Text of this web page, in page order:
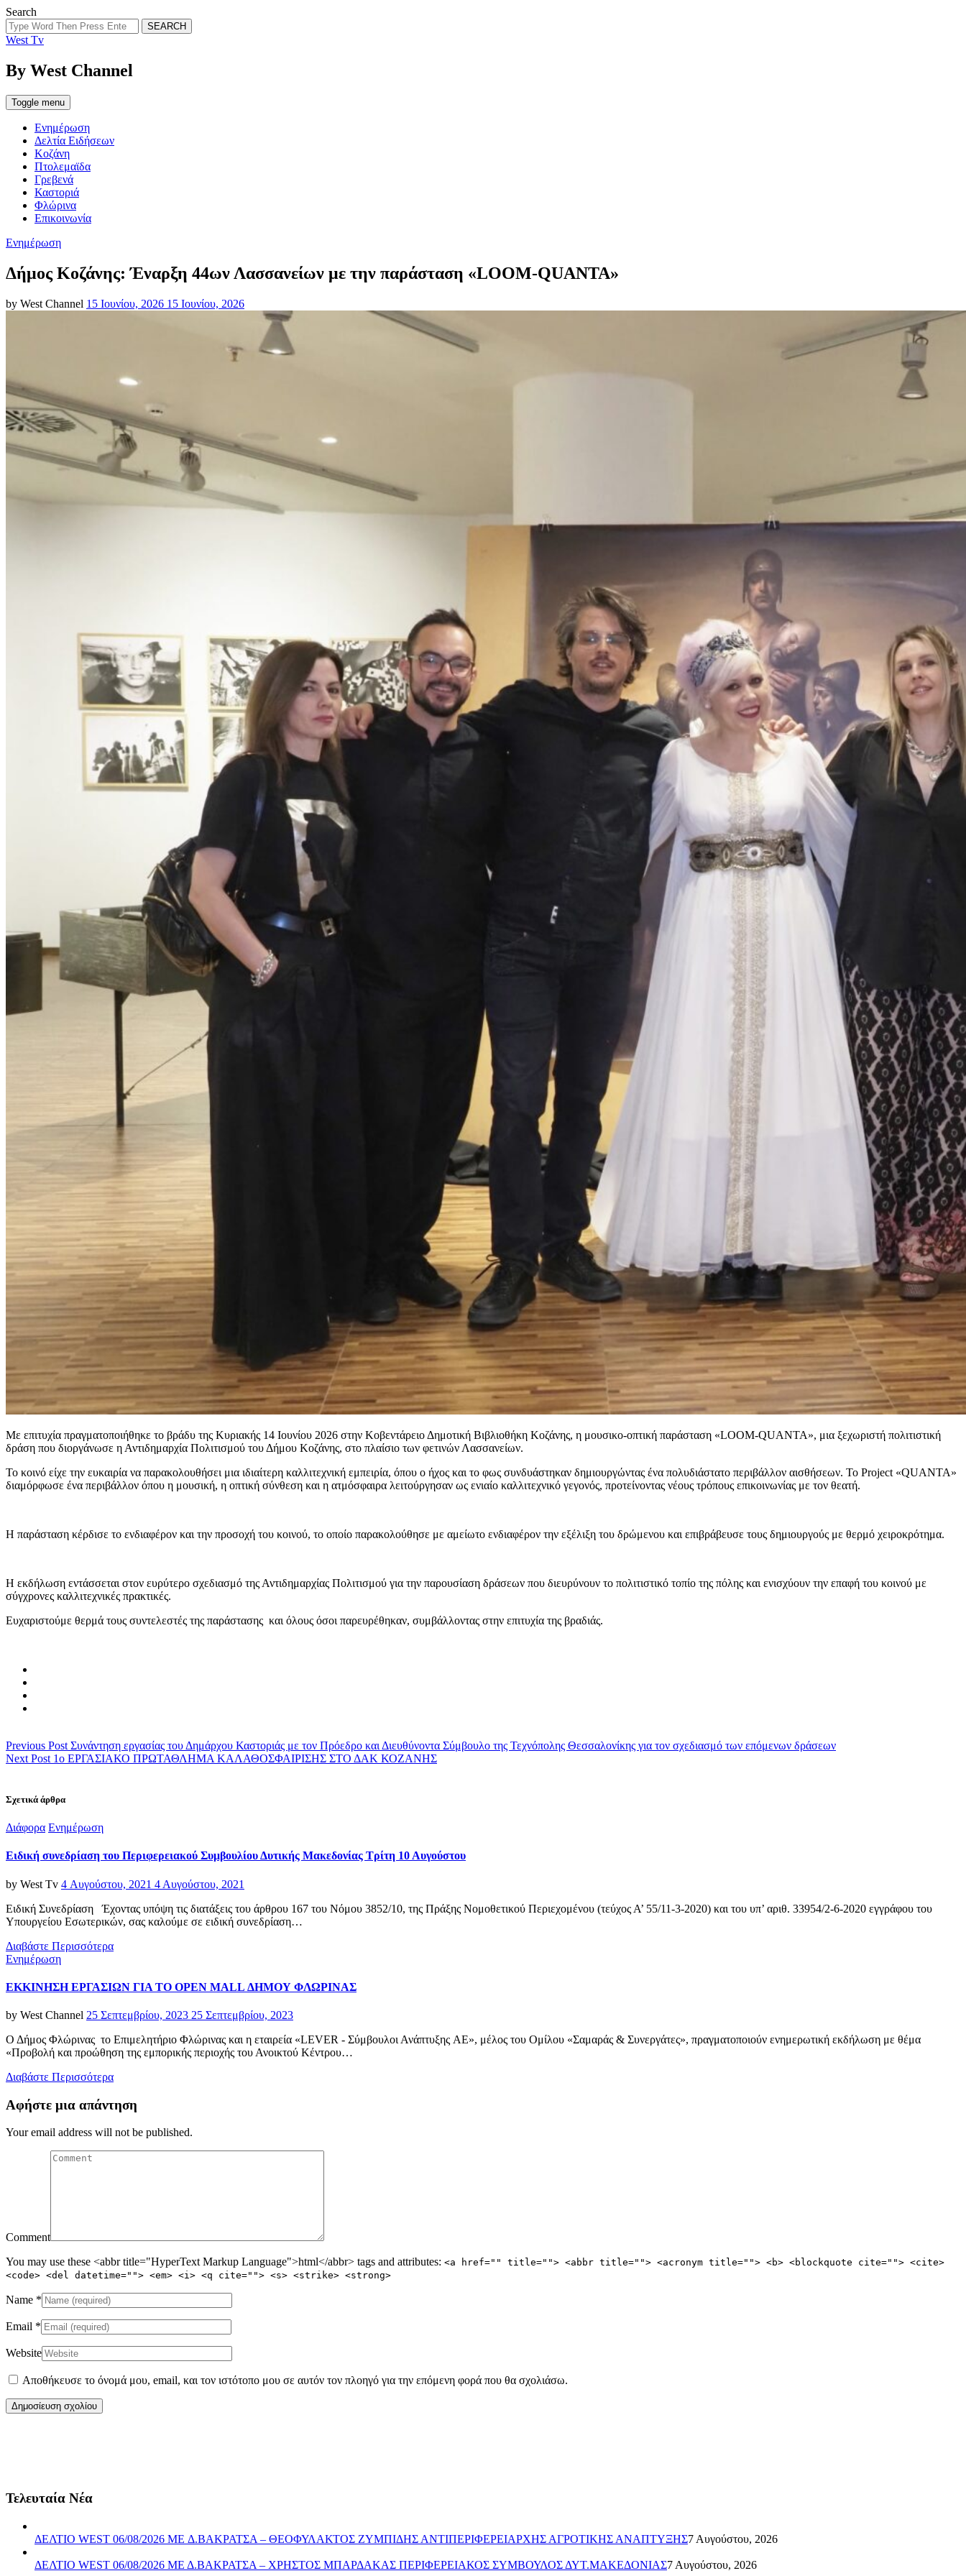
Search
SEARCH
West Tv
By West Channel
Toggle menu
Ενημέρωση
Δελτία Ειδήσεων
Κοζάνη
Πτολεμαϊδα
Γρεβενά
Καστοριά
Φλώρινα
Επικοινωνία
Categories
Ενημέρωση
Δήμος Κοζάνης: Έναρξη 44ων Λασσανείων με την παράσταση «LOOM-QUANTA»
by West Channel Posted
15 Ιουνίου, 2026 15 Ιουνίου, 2026
Με επιτυχία πραγματοποιήθηκε το βράδυ της Κυριακής 14 Ιουνίου 2026 στην Κοβεντάρειο Δημοτική Βιβλιοθήκη Κοζάνης, η μουσικο-οπτική παράσταση «LOOM-QUANTA», μια ξεχωριστή πολιτιστική
δράση που διοργάνωσε η Αντιδημαρχία Πολιτισμού του Δήμου Κοζάνης, στο πλαίσιο των φετινών Λασσανείων.
Το κοινό είχε την ευκαιρία να παρακολουθήσει μια ιδιαίτερη καλλιτεχνική εμπειρία, όπου ο ήχος και το φως συνδυάστηκαν δημιουργώντας ένα πολυδιάστατο περιβάλλον αισθήσεων. Το Project «QUANTA»
διαμόρφωσε ένα περιβάλλον όπου η μουσική, η οπτική σύνθεση και η ατμόσφαιρα λειτούργησαν ως ενιαίο καλλιτεχνικό γεγονός, προτείνοντας νέους τρόπους επικοινωνίας με τον θεατή.
Η παράσταση κέρδισε το ενδιαφέρον και την προσοχή του κοινού, το οποίο παρακολούθησε με αμείωτο ενδιαφέρον την εξέλιξη του δρώμενου και επιβράβευσε τους δημιουργούς με θερμό χειροκρότημα.
Η εκδήλωση εντάσσεται στον ευρύτερο σχεδιασμό της Αντιδημαρχίας Πολιτισμού για την παρουσίαση δράσεων που διευρύνουν το πολιτιστικό τοπίο της πόλης και ενισχύουν την επαφή του κοινού με
σύγχρονες καλλιτεχνικές πρακτικές.
Ευχαριστούμε θερμά τους συντελεστές της παράστασης και όλους όσοι παρευρέθηκαν, συμβάλλοντας στην επιτυχία της βραδιάς.
Previous Post Συνάντηση εργασίας του Δημάρχου Καστοριάς με τον Πρόεδρο και Διευθύνοντα Σύμβουλο της Τεχνόπολης Θεσσαλονίκης για τον σχεδιασμό των επόμενων δράσεων
Next Post 1o ΕΡΓΑΣΙΑΚΟ ΠΡΩΤΑΘΛΗΜΑ ΚΑΛΑΘΟΣΦΑΙΡΙΣΗΣ ΣΤΟ ΔΑΚ ΚΟΖΑΝΗΣ
Σχετικά άρθρα
Categories
Διάφορα Ενημέρωση
Ειδική συνεδρίαση του Περιφερειακού Συμβουλίου Δυτικής Μακεδονίας Τρίτη 10 Αυγούστου
by West Tv Posted
4 Αυγούστου, 2021 4 Αυγούστου, 2021
Ειδική Συνεδρίαση Έχοντας υπόψη τις διατάξεις του άρθρου 167 του Νόμου 3852/10, της Πράξης Νομοθετικού Περιεχομένου (τεύχος Α’ 55/11-3-2020) και του υπ’ αριθ. 33954/2-6-2020 εγγράφου του
Υπουργείου Εσωτερικών, σας καλούμε σε ειδική συνεδρίαση…
Διαβάστε Περισσότερα
Categories
Ενημέρωση
ΕΚΚΙΝΗΣΗ ΕΡΓΑΣΙΩΝ ΓΙΑ ΤΟ OPEN MALL ΔΗΜΟΥ ΦΛΩΡΙΝΑΣ
by West Channel Posted
25 Σεπτεμβρίου, 2023 25 Σεπτεμβρίου, 2023
Ο Δήμος Φλώρινας το Επιμελητήριο Φλώρινας και η εταιρεία «LEVER - Σύμβουλοι Ανάπτυξης AE», μέλος του Ομίλου «Σαμαράς & Συνεργάτες», πραγματοποιούν ενημερωτική εκδήλωση με θέμα
«Προβολή και προώθηση της εμπορικής περιοχής του Ανοικτού Κέντρου…
Διαβάστε Περισσότερα
Αφήστε μια απάντηση
Your email address will not be published.
Comment
You may use these <abbr title="HyperText Markup Language">html</abbr> tags and attributes: <a href="" title=""> <abbr title=""> <acronym title=""> <b> <blockquote cite=""> <cite>
<code> <del datetime=""> <em> <i> <q cite=""> <s> <strike> <strong>
Name *
Email *
Website
Αποθήκευσε το όνομά μου, email, και τον ιστότοπο μου σε αυτόν τον πλοηγό για την επόμενη φορά που θα σχολιάσω.
Τελευταία Νέα
ΔΕΛΤΙΟ WEST 06/08/2026 ME Δ.ΒΑΚΡΑΤΣΑ – ΘΕΟΦΥΛΑΚΤΟΣ ΖΥΜΠΙΔΗΣ ΑΝΤΙΠΕΡΙΦΕΡΕΙΑΡΧΗΣ ΑΓΡΟΤΙΚΗΣ ΑΝΑΠΤΥΞΗΣ7 Αυγούστου, 2026
ΔΕΛΤΙΟ WEST 06/08/2026 ΜΕ Δ.ΒΑΚΡΑΤΣΑ – ΧΡΗΣΤΟΣ ΜΠΑΡΔΑΚΑΣ ΠΕΡΙΦΕΡΕΙΑΚΟΣ ΣΥΜΒΟΥΛΟΣ ΔΥΤ.ΜΑΚΕΔΟΝΙΑΣ7 Αυγούστου, 2026